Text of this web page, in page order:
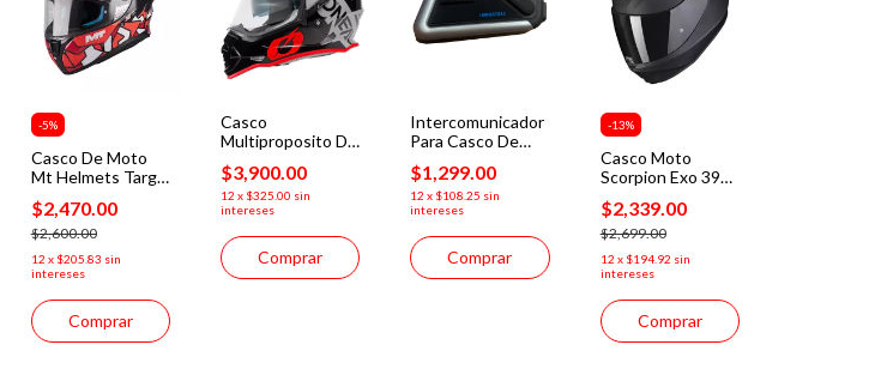
-5%
Casco De Moto
Mt Helmets Targo
S Piqueras B5
Rojo Brillo
$2,470.00
$2,600.00
12 x $205.83 sin
intereses
Comprar
Casco
Multiproposito De
Moto Oneal Sierra
R V.23 Gris/ Rojo
$3,900.00
12 x $325.00 sin
intereses
Comprar
Intercomunicador
Para Casco De
Moto Immortale
Talk Pro
$1,299.00
12 x $108.25 sin
intereses
-13%
Casco Moto
Scorpion Exo 391
Negro Mate
Ece2206
Certificado
$2,339.00
$2,699.00
12 x $194.92 sin
intereses
Comprar